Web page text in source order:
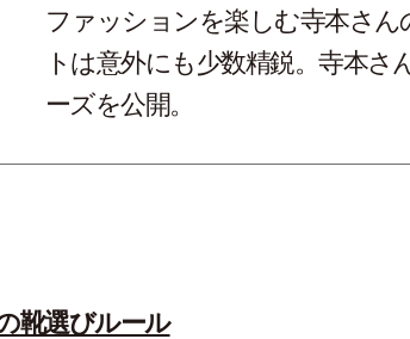
ファッションを楽しむ寺本さん
トは意外にも少数精鋭。寺本さ
ーズを公開。
靴選びルール